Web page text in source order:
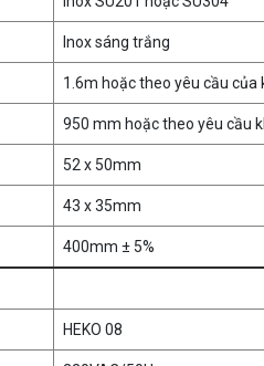
Inox sáng trắng
1.6m hoặc theo yêu cầu của
950 mm hoặc theo yêu cầu
52 x 50mm
43 x 35mm
400mm ± 5%
HEKO 08